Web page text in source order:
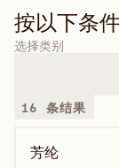
按以下条
选择类别
16 条结果
芳纶